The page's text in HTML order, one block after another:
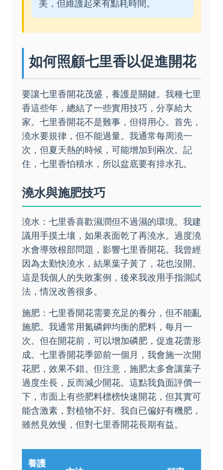
美，但維護起來有點耗時間。
如何照顧七里香以促進開花
要讓七里香開花茂盛，養護是關鍵。我種七里
香這些年，總結了一些實用技巧，分享給大
家。七里香開花不是難事，但得用心。首先，
澆水要規律，但不能過量。我通常每周澆一
次，但夏天熱的時候，可能增加到兩次。記
住，七里香怕積水，所以盆底要有排水孔。
澆水與施肥技巧
澆水：七里香喜歡濕潤但不過濕的環境。我建
議用手摸土壤，如果表面乾了再澆水。過度澆
水會導致根部問題，影響七里香開花。我曾經
因為太勤快澆水，結果葉子黃了，花也沒開。
這是我個人的失敗案例，後來我改用手指測試
法，情況改善很多。
施肥：七里香開花需要充足的養分，但不能亂
施肥。我通常用氮磷鉀均衡的肥料，每月一
次。但在開花前，可以增加磷肥，促進花蕾形
成。七里香開花季節前一個月，我會施一次開
花肥，效果不錯。但注意，施肥太多會讓葉子
過度生長，反而減少開花。這點我負面評價一
下，市面上有些肥料標榜快速開花，但其實可
能含激素，對植物不好。我自已偏好有機肥，
雖然見效慢，但對七里香開花長期有益。
養護